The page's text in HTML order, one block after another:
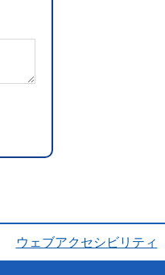
ウェブアクセシビリティ